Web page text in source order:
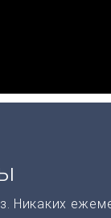
Никаких